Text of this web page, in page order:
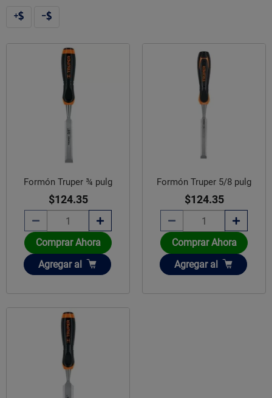
Formón Truper ¾ pulg
$124.35
Comprar Ahora
Añadir
Agregar al
Formón Truper 5/8 pulg
$124.35
Comprar Ahora
Añadir
Agregar al